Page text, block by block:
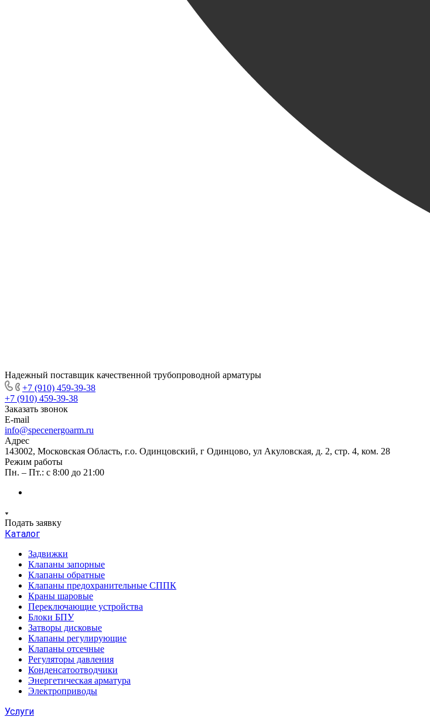
Надежный поставщик качественной трубопроводной арматуры
+7 (910) 459-39-38
+7 (910) 459-39-38
Заказать звонок
E-mail
info@specenergoarm.ru
Адрес
143002, Московская Область, г.о. Одинцовский, г Одинцово, ул Акуловская, д. 2, стр. 4, ком. 28
Режим работы
Пн. – Пт.: с 8:00 до 21:00
Подать заявку
Каталог
Задвижки
Клапаны запорные
Клапаны обратные
Клапаны предохранительные СППК
Краны шаровые
Переключающие устройства
Блоки БПУ
Затворы дисковые
Клапаны регулирующие
Клапаны отсечные
Регуляторы давления
Конденсатоотводчики
Энергетическая арматура
Электроприводы
Услуги